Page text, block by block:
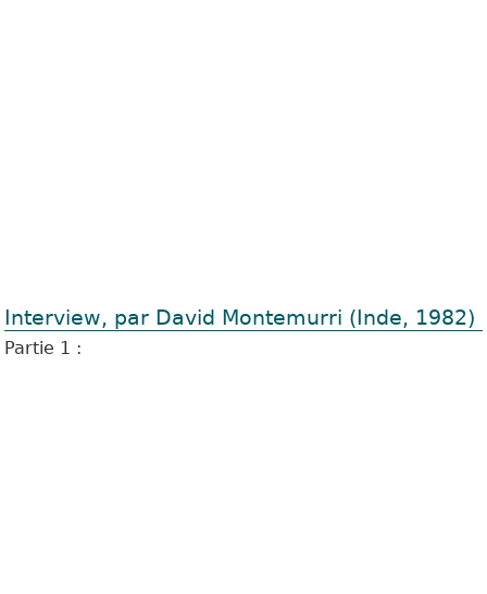
Interview, par David Montemurri (Inde, 1982)
Partie 1 :